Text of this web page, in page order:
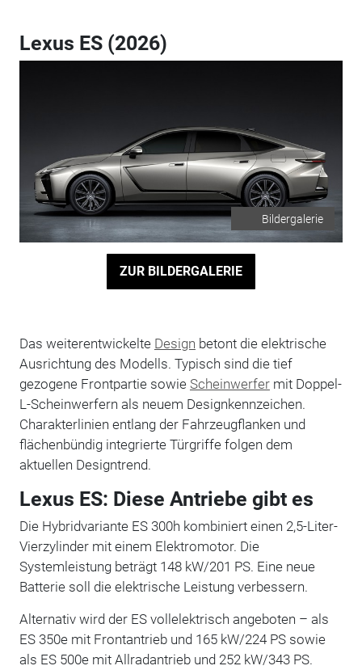
Lexus ES (2026)
Bildergalerie
ZUR BILDERGALERIE
Das weiterentwickelte Design betont die elektrische
Ausrichtung des Modells. Typisch sind die tief
gezogene Frontpartie sowie Scheinwerfermit Doppel-
L-Scheinwerfern als neuem Designkennzeichen.
Charakterlinien entlang der Fahrzeugflanken und
flächenbündig integrierte Türgriffe folgen dem
aktuellen Designtrend.
Lexus ES: Diese Antriebe gibt es
Die Hybridvariante ES 300h kombiniert einen 2,5-Liter-
Vierzylinder mit einem Elektromotor. Die
Systemleistung beträgt 148 kW/201 PS. Eine neue
Batterie soll die elektrische Leistung verbessern.
Alternativ wird der ES vollelektrisch angeboten – als
ES 350e mit Frontantrieb und 165 kW/224 PS sowie
als ES 500e mit Allradantrieb und 252 kW/343 PS.